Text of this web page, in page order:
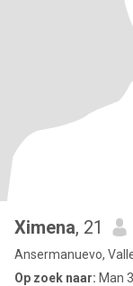
Ximena, 21
Ansermanuevo,
Op zoek naar: Man